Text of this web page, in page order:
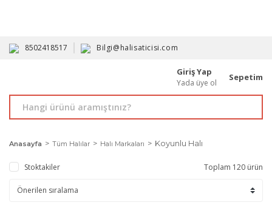
8502418517 Bilgi@halisaticisi.com
Giriş Yap
Yada üye ol
Sepetim
Anasayfa Tüm Halılar Halı Markaları Koyunlu Halı
Stoktakiler Toplam 120 ürün